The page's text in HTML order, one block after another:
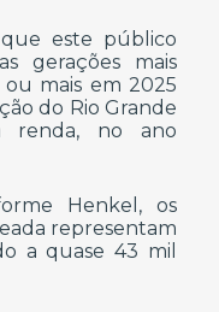
este público
gerações mais
mais em 2025
do Rio Grande
renda, no ano
Henkel, os
representam
a quase 43 mil